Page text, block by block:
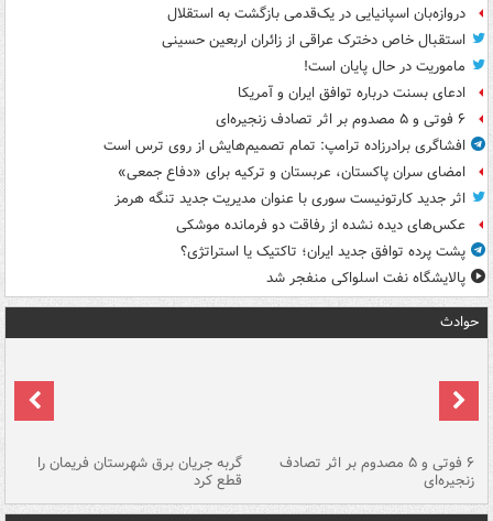
دروازه‌بان اسپانیایی در یک‌قدمی بازگشت به استقلال
استقبال خاص دخترک عراقی از زائران اربعین حسینی
ماموریت در حال پایان است!
ادعای بسنت درباره توافق ایران و آمریکا
۶ فوتی و ۵ مصدوم بر اثر تصادف زنجیره‌ای
افشاگری برادرزاده ترامپ: تمام تصمیم‌هایش از روی ترس است
امضای سران پاکستان، عربستان و ترکیه برای «دفاع جمعی»
اثر جدید کارتونیست سوری با عنوان مدیریت جدید تنگه هرمز
عکس‌های دیده نشده از رفاقت دو فرمانده‌ موشکی
پشت پرده توافق جدید ایران؛ تاکتیک یا استراتژی؟
پالایشگاه نفت اسلواکی منفجر شد
حوادث
۶ فوتی و ۵ مصدوم بر اثر تصادف
زنجیره‌ای
گربه جریان برق شهرستان فریمان را
قطع کرد